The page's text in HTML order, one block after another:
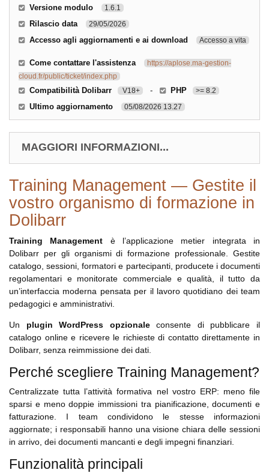
Versione modulo 1.6.1
Rilascio data 29/05/2026
Accesso agli aggiornamenti e ai download Accesso a vita
Come contattare l'assistenza
https://aplose.ma-gestion-
cloud.fr/public/ticket/index.php
Compatibilità Dolibarr V18+ - PHP >= 8.2
Ultimo aggiornamento 05/08/2026 13.27
MAGGIORI INFORMAZIONI...
Training Management — Gestite il
vostro organismo di formazione in
Dolibarr
Training Management è l’applicazione metier integrata in
Dolibarr per gli organismi di formazione professionale. Gestite
catalogo, sessioni, formatori e partecipanti, producete i documenti
regolamentari e monitorate commerciale e qualità, il tutto da
un’interfaccia moderna pensata per il lavoro quotidiano dei team
pedagogici e amministrativi.
Un plugin WordPress opzionaleconsente di pubblicare il
catalogo online e ricevere le richieste di contatto direttamente in
Dolibarr, senza reimmissione dei dati.
Perché scegliere Training Management?
Centralizzate tutta l’attività formativa nel vostro ERP: meno file
sparsi e meno doppie immissioni tra pianificazione, documenti e
fatturazione. I team condividono le stesse informazioni
aggiornate; i responsabili hanno una visione chiara delle sessioni
in arrivo, dei documenti mancanti e degli impegni finanziari.
Funzionalità principali